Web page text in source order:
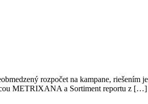
rozpočet na kampane, riešením
METRIXANA a Sortiment reportu z […]